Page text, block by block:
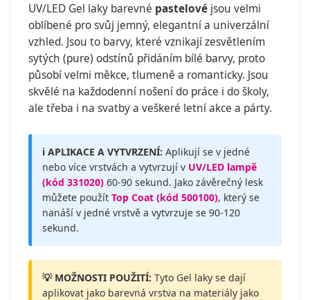
UV/LED Gel laky barevné pastelové jsou velmi
oblíbené pro svůj jemný, elegantní a univerzální
vzhled. Jsou to barvy, které vznikají zesvětlením
sytých (pure) odstínů přidáním bílé barvy, proto
působí velmi měkce, tlumeně a romanticky. Jsou
skvělé na každodenní nošení do práce i do školy,
ale třeba i na svatby a veškeré letní akce a párty.
ℹ️ APLIKACE A VYTVRZENÍ: Aplikují se v jedné
nebo více vrstvách a vytvrzují v UV/LED lampě
(kód 331020) 60-90 sekund. Jako závěrečný lesk
můžete použít Top Coat (kód 500100), který se
nanáší v jedné vrstvě a vytvrzuje se 90-120
sekund.
💡 MOŽNOSTI POUŽITÍ: Tyto Gel laky se dají
aplikovat jako barevná vrstva na materiály jako